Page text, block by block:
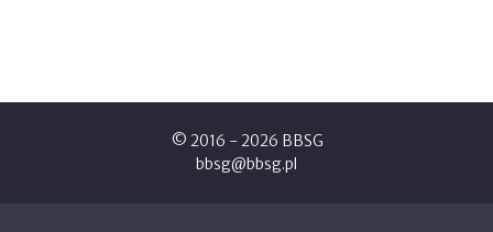
© 2016 - 2026 BBSG
bbsg@bbsg.pl